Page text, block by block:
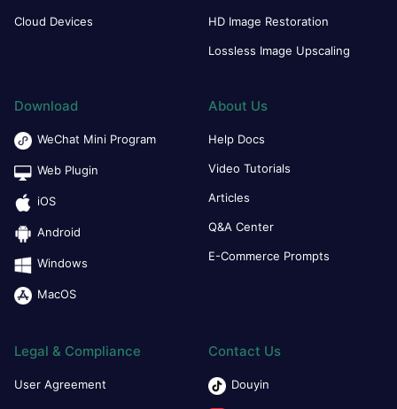
Cloud Devices HD Image Restoration
Lossless Image Upscaling
Download
WeChat Mini Program
Web Plugin
iOS
Android
Windows
MacOS
About Us
Help Docs
Video Tutorials
Articles
Q&A Center
E-Commerce Prompts
Legal & Compliance
User Agreement
Contact Us
Douyin